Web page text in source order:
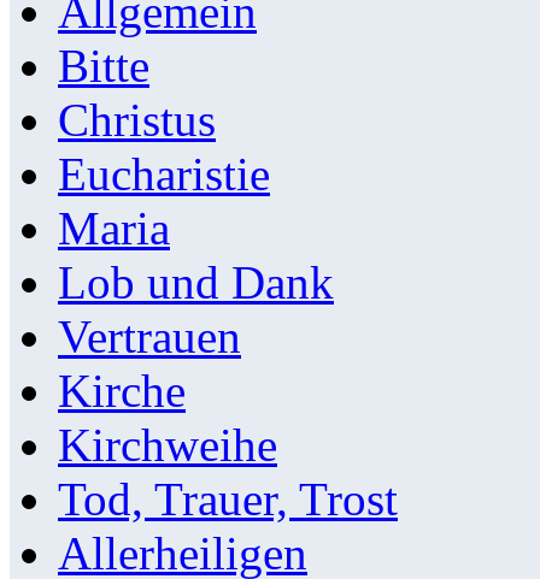
Allgemein
Bitte
Christus
Eucharistie
Maria
Lob und Dank
Vertrauen
Kirche
Kirchweihe
Tod, Trauer, Trost
Allerheiligen